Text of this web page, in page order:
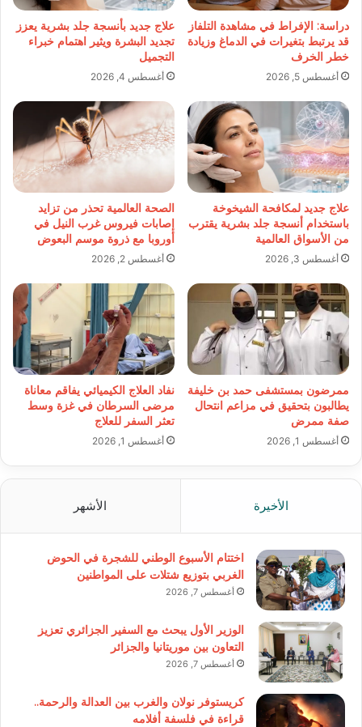
دراسة: الإفراط في مشاهدة التلفاز
قد يرتبط بتغيرات في الدماغ وزيادة
خطر الخرف
أغسطس 5, 2026
علاج جديد بأنسجة جلد بشرية يعزز
تجديد البشرة ويثير اهتمام خبراء
التجميل
أغسطس 4, 2026
علاج جديد لمكافحة الشيخوخة
باستخدام أنسجة جلد بشرية يقترب
من الأسواق العالمية
أغسطس 3, 2026
الصحة العالمية تحذر من تزايد
إصابات فيروس غرب النيل في
أوروبا مع ذروة موسم البعوض
أغسطس 2, 2026
ممرضون بمستشفى حمد بن خليفة
يطالبون بتحقيق في مزاعم انتحال
صفة ممرض
أغسطس 1, 2026
نفاد العلاج الكيميائي يفاقم معاناة
مرضى السرطان في غزة وسط
تعثر السفر للعلاج
أغسطس 1, 2026
الأخيرة الأشهر
اختتام الأسبوع الوطني للشجرة في الحوض
الغربي بتوزيع شتلات على المواطنين
أغسطس 7, 2026
الوزير الأول يبحث مع السفير الجزائري تعزيز
التعاون بين موريتانيا والجزائر
أغسطس 7, 2026
كريستوفر نولان والغرب بين العدالة والرحمة..
قراءة في فلسفة أفلامه